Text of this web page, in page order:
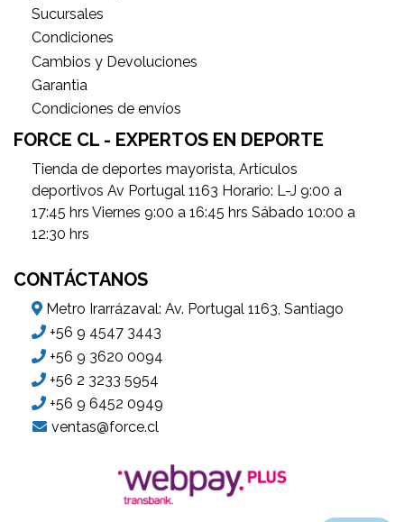
Sucursales
Condiciones
Cambios y Devoluciones
Garantìa
Condiciones de envíos
FORCE CL - EXPERTOS EN DEPORTE
Tienda de deportes mayorista, Artículos
deportivos Av Portugal 1163 Horario: L-J 9:00 a
17:45 hrs Viernes 9:00 a 16:45 hrs Sábado 10:00 a
12:30 hrs
CONTÁCTANOS
Metro Irarrázaval: Av. Portugal 1163, Santiago
+56 9 4547 3443
+56 9 3620 0094
+56 2 3233 5954
+56 9 6452 0949
ventas@force.cl